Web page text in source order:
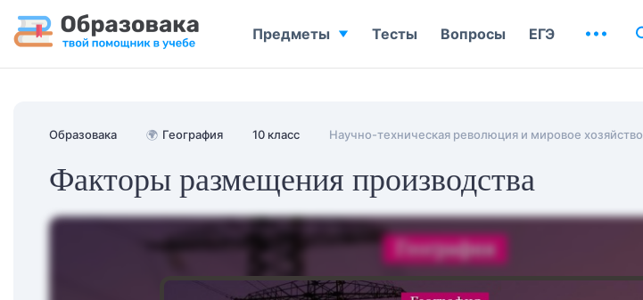
Образовака 🌍 География 10 класс Научно-техническая революция и мировое хозяйство
Факторы размещения производства
Предметы Тесты Вопросы ЕГЭ